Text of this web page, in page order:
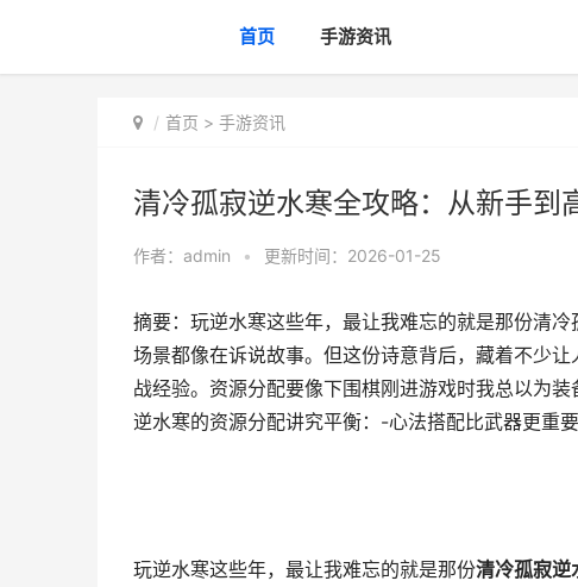
首页 手游资讯
首页 > 手游资讯
清冷孤寂逆水寒全攻略：从新手到
作者： admin • 更新时间：2026-01-25
摘要：玩逆水寒这些年，最让我难忘的就是那份清
场景都像在诉说故事。但这份诗意背后，藏着不少
战经验。资源分配要像下围棋刚进游戏时我总以为
逆水寒的资源分配讲究平衡：-心法搭配比武器更重
玩逆水寒这些年，最让我难忘的就是那份清冷孤寂逆